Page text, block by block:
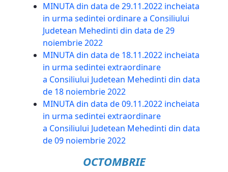
MINUTA din data de 29.11.2022 incheiata
in urma sedintei ordinare a Consiliului
Judetean Mehedinti din data de 29
noiembrie 2022
MINUTA din data de 18.11.2022 incheiata
in urma sedintei extraordinare
a Consiliului Judetean Mehedinti din data
de 18 noiembrie 2022
MINUTA din data de 09.11.2022 incheiata
in urma sedintei extraordinare
a Consiliului Judetean Mehedinti din data
de 09 noiembrie 2022
OCTOMBRIE